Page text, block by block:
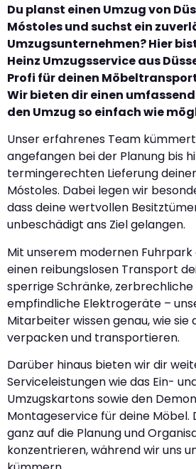
Du planst einen Umzug von
Móstoles und suchst ein
Umzugsunternehmen? Hier
Heinz Umzugsservice aus
Profi für deinen
Wir bieten dir einen
den Umzug so einfach wie
Unser erfahrenes Team
angefangen bei der Planung bis
termingerechten Lieferung
Móstoles. Dabei legen wir
dass deine wertvollen
unbeschädigt ans Ziel gelangen.
Mit unserem modernen
einen reibungslosen Transport
sperrige Schränke,
empfindliche Elektrogeräte –
Mitarbeiter wissen genau, wie sie
verpacken und transportieren.
Darüber hinaus bieten wir dir
Serviceleistungen wie das Ein-
Umzugskartons sowie den
Montageservice für deine Möbel.
ganz auf die Planung und
konzentrieren, während wir uns